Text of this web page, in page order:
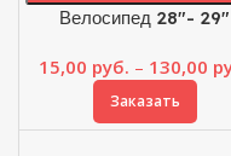
Велосипед 28″- 29″
15,00 руб. – 130,00
Заказать